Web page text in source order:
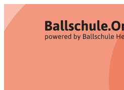
Zum
Inhalt